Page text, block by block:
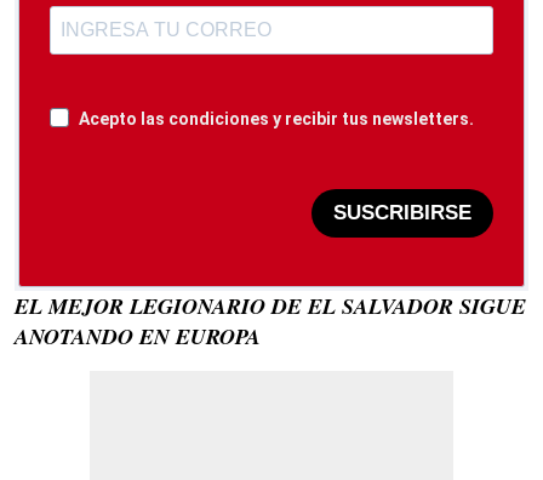
Acepto las condiciones y recibir tus newsletters.
SUSCRIBIRSE
EL MEJOR LEGIONARIO DE EL SALVADOR SIGUE
ANOTANDO EN EUROPA